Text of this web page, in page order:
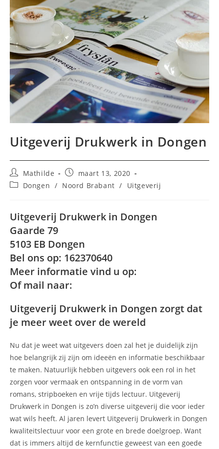
Uitgeverij Drukwerk in Dongen
Bericht
auteur:
Mathilde
Bericht
gepubliceerd
op:
maart 13, 2020
Berichtcategorie:
Dongen / Noord Brabant / Uitgeverij
Uitgeverij Drukwerk in Dongen
Gaarde 79
5103 EB Dongen
Bel ons op: 162370640
Meer informatie vind u op:
Of mail naar:
Uitgeverij Drukwerk in Dongen zorgt dat
je meer weet over de wereld
Nu dat je weet wat uitgevers doen zal het je duidelijk zijn
hoe belangrijk zij zijn om ideeën en informatie beschikbaar
te maken. Natuurlijk hebben uitgevers ook een rol in het
zorgen voor vermaak en ontspanning in de vorm van
romans, stripboeken en vrije tijds lectuur. Uitgeverij
Drukwerk in Dongen is zo’n diverse uitgeverij die voor ieder
wat wils heeft. Al jaren levert Uitgeverij Drukwerk in Dongen
kwaliteitslectuur voor een grote en brede doelgroep. Want
dat is immers altijd de kernfunctie geweest van een goede